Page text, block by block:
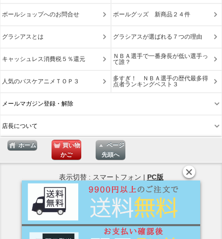
ボールショップへのお問合せ ボールグッズ 新商品２４件
グラシアスとは グラシアスが選ばれる７つの理由
キャッシュレス消費税５％還元
ＮＢＡ選手で一番身長が低い選手っ
て誰？
人気のバスケアニメＴＯＰ３
多すぎ！ ＮＢＡ選手の歴代最多得
点者ランキングベスト３
メールマガジン登録・解除
店長について
ホーム
買い物
かご
ページ
先頭へ
表示切替 : スマートフォン | PC版